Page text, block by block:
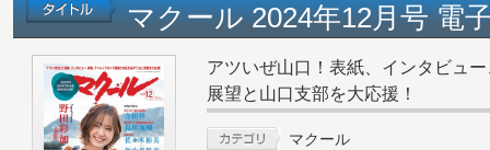
マクール 2024年12月号 電
アツいぜ山口！表紙、インタビュ
展望と山口支部を大応援！
マクール